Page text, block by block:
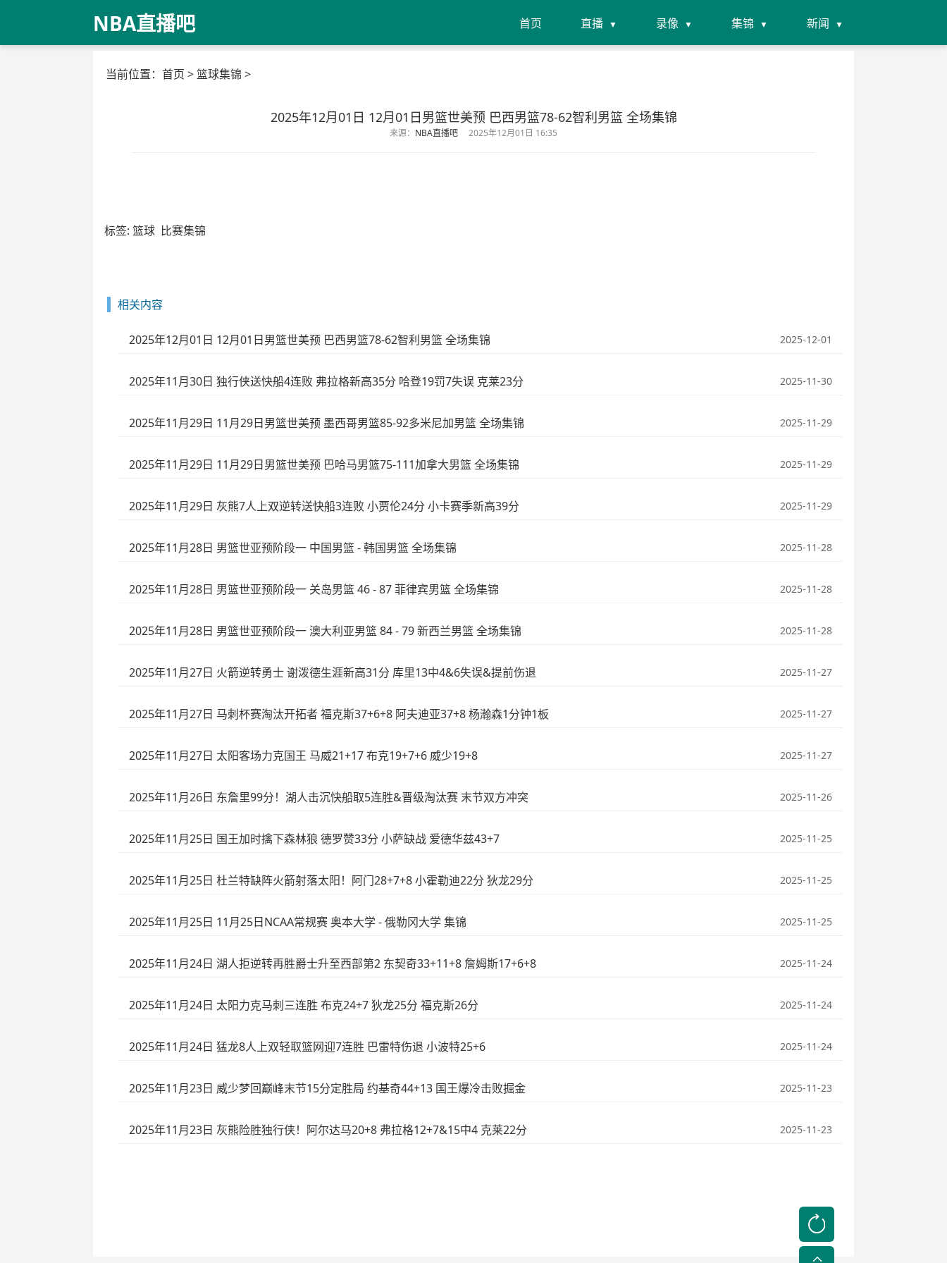
NBA直播吧 首页 直播 录像 集锦 新闻
当前位置： 首页 >篮球集锦 >
2025年12月01日 12月01日男篮世美预 巴西男篮78-62智利男篮 全场集锦
来源： NBA直播吧 2025年12月01日 16:35
标签: 篮球 比赛集锦
相关内容
2025年12月01日 12月01日男篮世美预 巴西男篮78-62智利男篮 全场集锦 2025-12-01
2025年11月30日 独行侠送快船4连败 弗拉格新高35分 哈登19罚7失误 克莱23分 2025-11-30
2025年11月29日 11月29日男篮世美预 墨西哥男篮85-92多米尼加男篮 全场集锦 2025-11-29
2025年11月29日 11月29日男篮世美预 巴哈马男篮75-111加拿大男篮 全场集锦 2025-11-29
2025年11月29日 灰熊7人上双逆转送快船3连败 小贾伦24分 小卡赛季新高39分 2025-11-29
2025年11月28日 男篮世亚预阶段一 中国男篮 - 韩国男篮 全场集锦 2025-11-28
2025年11月28日 男篮世亚预阶段一 关岛男篮 46 - 87 菲律宾男篮 全场集锦 2025-11-28
2025年11月28日 男篮世亚预阶段一 澳大利亚男篮 84 - 79 新西兰男篮 全场集锦 2025-11-28
2025年11月27日 火箭逆转勇士 谢泼德生涯新高31分 库里13中4&6失误&提前伤退 2025-11-27
2025年11月27日 马刺杯赛淘汰开拓者 福克斯37+6+8 阿夫迪亚37+8 杨瀚森1分钟1板 2025-11-27
2025年11月27日 太阳客场力克国王 马威21+17 布克19+7+6 威少19+8 2025-11-27
2025年11月26日 东詹里99分！湖人击沉快船取5连胜&晋级淘汰赛 末节双方冲突 2025-11-26
2025年11月25日 国王加时擒下森林狼 德罗赞33分 小萨缺战 爱德华兹43+7 2025-11-25
2025年11月25日 杜兰特缺阵火箭射落太阳！阿门28+7+8 小霍勒迪22分 狄龙29分 2025-11-25
2025年11月25日 11月25日NCAA常规赛 奥本大学 - 俄勒冈大学 集锦 2025-11-25
2025年11月24日 湖人拒逆转再胜爵士升至西部第2 东契奇33+11+8 詹姆斯17+6+8 2025-11-24
2025年11月24日 太阳力克马刺三连胜 布克24+7 狄龙25分 福克斯26分 2025-11-24
2025年11月24日 猛龙8人上双轻取篮网迎7连胜 巴雷特伤退 小波特25+6 2025-11-24
2025年11月23日 威少梦回巅峰末节15分定胜局 约基奇44+13 国王爆冷击败掘金 2025-11-23
2025年11月23日 灰熊险胜独行侠！阿尔达马20+8 弗拉格12+7&15中4 克莱22分 2025-11-23